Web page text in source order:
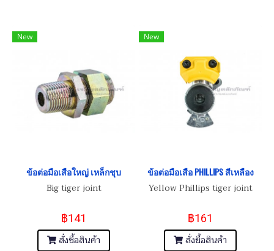
New
ข้อต่อมือเสือใหญ่ เหล็กชุบ
Big tiger joint
฿141
สั่งซื้อสินค้า
New
ข้อต่อมือเสือ PHILLIPS สีเหลือง
Yellow Phillips tiger joint
฿161
สั่งซื้อสินค้า